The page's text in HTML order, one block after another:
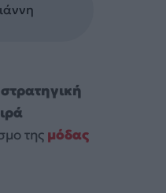
της μόδας